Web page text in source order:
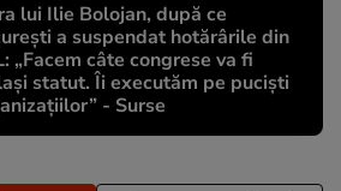
lui Ilie Bolojan, după ce
a suspendat hotărârile din
„Facem câte congrese va fi
statut. Îi executăm pe puciști
- Surse